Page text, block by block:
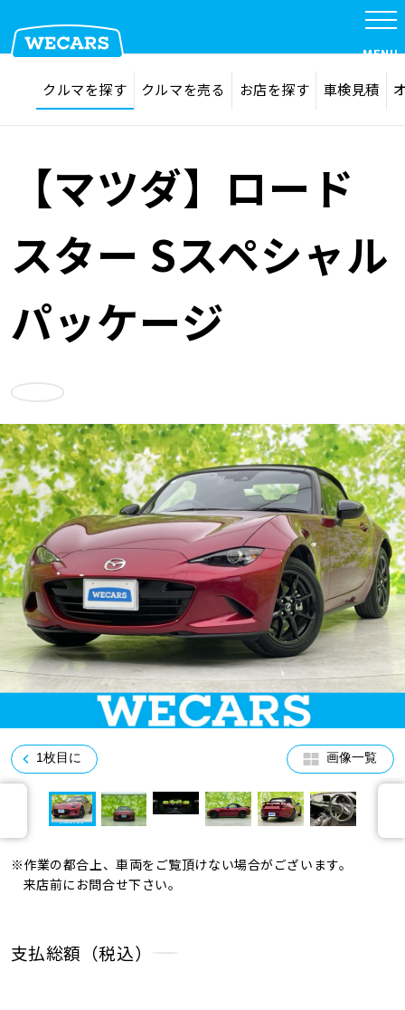
在庫検索 サイト内検索
MENU
クルマを探す
クルマを売る
お店を探す
車検サービス トップ
車検料金・メニュー
品質管理とサポート体制
オイル交換・点検・整備予約
お役立ち情報
お問い合わせ
企業情報 採用情報
0120-733-500
クルマを探す クルマを売る お店を探す 車検見積
【マツダ】ロード
スター Sスペシャル
パッケージ
お気に入り
1枚目に 画像一覧
※作業の都合上、車両をご覧頂けない場合がございます。
来店前にお問合せ下さい。
支払総額（税込）